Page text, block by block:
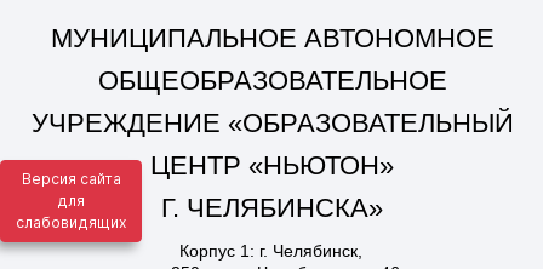
Версия сайта
для
слабовидящих
Корпус 1: г. Челябинск,
ул. 250-летия Челябинска, д. 46
Корпус 2: г. Челябинск,
контакты: +7(351) 214-97-92, mail@ocnewton.ru
Г. ЧЕЛЯБИНСКА»